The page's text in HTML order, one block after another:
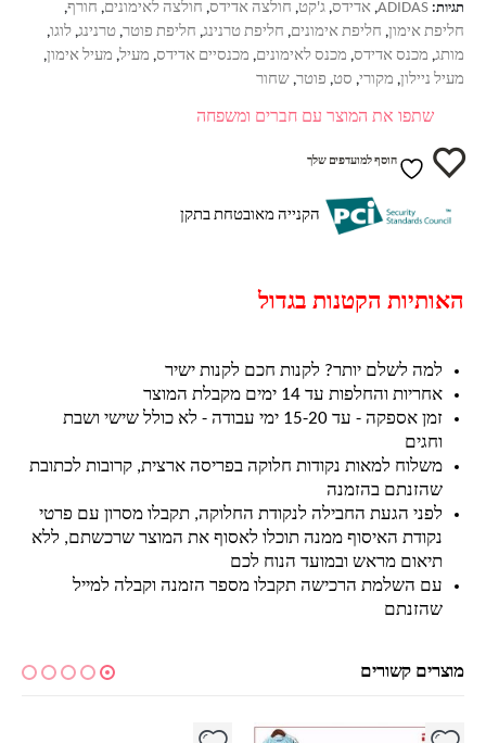
תגיות: ADIDAS
, אדידס, ג'קט, חולצה אדידס, חולצה לאימונים, חורף,
חליפת אימון, חליפת אימונים, חליפת טרנינג, חליפת פוטר, טרנינג, לוגו,
מותג, מכנס אדידס, מכנס לאימונים, מכנסיים אדידס, מעיל, מעיל אימון,
מעיל ניילון, מקורי, סט, פוטר, שחור
שתפו את המוצר עם חברים ומשפחה
הוסף למועדפים שלך
הקנייה מאובטחת בתקן
האותיות הקטנות בגדול
למה לשלם יותר? לקנות חכם לקנות ישיר
אחריות והחלפות עד 14 ימים מקבלת המוצר
זמן אספקה - עד 15-20 ימי עבודה - לא כולל שישי ושבת
וחגים
משלוח למאות נקודות חלוקה בפריסה ארצית, קרובות לכתובת
שהזנתם בהזמנה
לפני הגעת החבילה לנקודת החלוקה, תקבלו מסרון עם פרטי
נקודת האיסוף ממנה תוכלו לאסוף את המוצר שרכשתם, ללא
תיאום מראש ובמועד הנוח לכם
עם השלמת הרכישה תקבלו מספר הזמנה וקבלה למייל
שהזנתם
מוצרים קשורים